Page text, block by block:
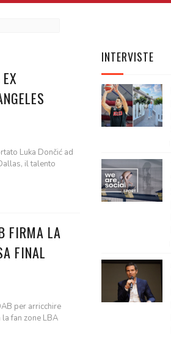
Luka Dončić ad
il talento
FIRMA LA
FINAL
per arricchire
fan zone LBA
INTERVISTE